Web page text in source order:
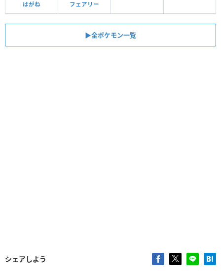
はがね フェアリー
▶︎全ポケモン一覧
シェアしよう